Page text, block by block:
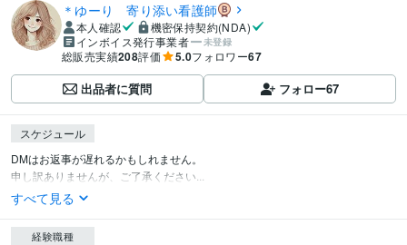
＊ゆーり 寄り添い看護師
本人確認
機密保持契約(NDA)
インボイス発行事業者
未登録
総販売実績208評価 5.0フォロワー67
出品者に質問 フォロー67
スケジュール
DMはお返事が遅れるかもしれません。
申し訳ありませんが、ご了承ください...
すべて見る
経験職種